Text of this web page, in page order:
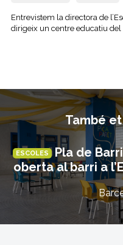
Entrevistem la directora de
dirigeix un centre educatiu del
També
ESCOLES Pla de
oberta al barri a